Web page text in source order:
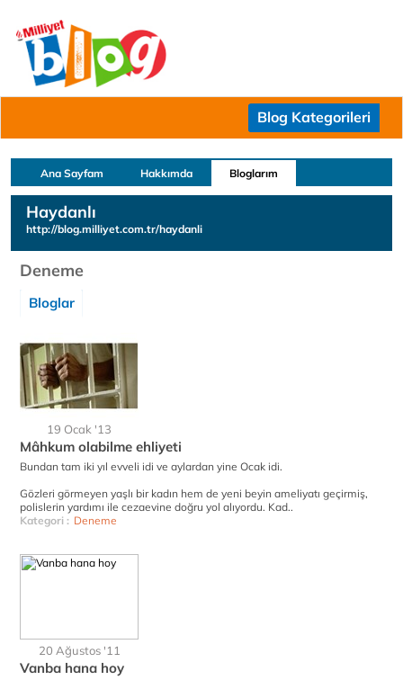
Blog Kategorileri
Ana Sayfam Hakkımda Bloglarım
Haydanlı
http://blog.milliyet.com.tr/haydanli
Deneme
Bloglar
19 Ocak '13
Mâhkum olabilme ehliyeti
Bundan tam iki yıl evveli idi ve aylardan yine Ocak idi.
Gözleri görmeyen yaşlı bir kadın hem de yeni beyin ameliyatı geçirmiş,
polislerin yardımı ile cezaevine doğru yol alıyordu. Kad..
Kategori : Deneme
20 Ağustos '11
Vanba hana hoy